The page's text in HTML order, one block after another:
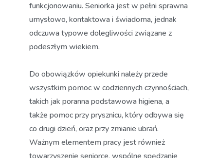
funkcjonowaniu. Seniorka jest w pełni sprawna
umysłowo, kontaktowa i świadoma, jednak
odczuwa typowe dolegliwości związane z
podeszłym wiekiem.
Do obowiązków opiekunki należy przede
wszystkim pomoc w codziennych czynnościach,
takich jak poranna podstawowa higiena, a
także pomoc przy prysznicu, który odbywa się
co drugi dzień, oraz przy zmianie ubrań.
Ważnym elementem pracy jest również